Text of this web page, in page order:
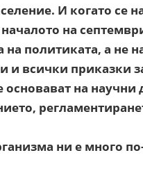
И когато
на
политиката, а не
и всички приказки
основават на
ни е много